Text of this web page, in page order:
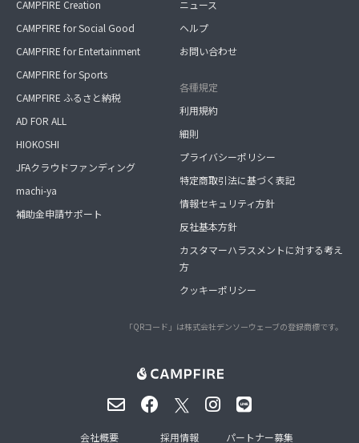
CAMPFIRE Creation
CAMPFIRE for Social Good
CAMPFIRE for Entertainment
CAMPFIRE for Sports
CAMPFIRE ふるさと納税
AD FOR ALL
HIOKOSHI
JFAクラウドファンディング
machi-ya
補助金申請サポート
ニュース
ヘルプ
お問い合わせ
各種規定
利用規約
細則
プライバシーポリシー
特定商取引法に基づく表記
情報セキュリティ方針
反社基本方針
カスタマーハラスメントに対する考え
方
クッキーポリシー
「QRコード」は株式会社デンソーウェーブの登録商標です。
会社概要 採用情報 パートナー募集